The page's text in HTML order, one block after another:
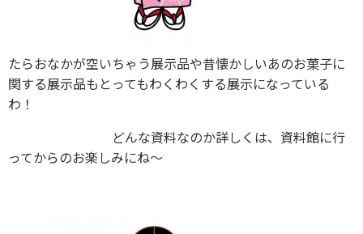
たらおなかが空いちゃう展示品や昔懐かしいあのお菓子に
関する展示品もとってもわくわくする展示になっている
わ！
どんな資料なのか詳しくは、資料館に行
ってからのお楽しみにね～